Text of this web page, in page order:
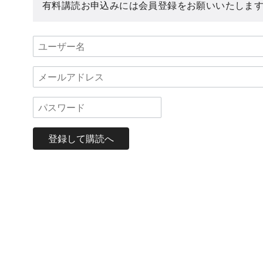
有料講読お申込みには会員登録をお願いいたしま
登録して購読へ